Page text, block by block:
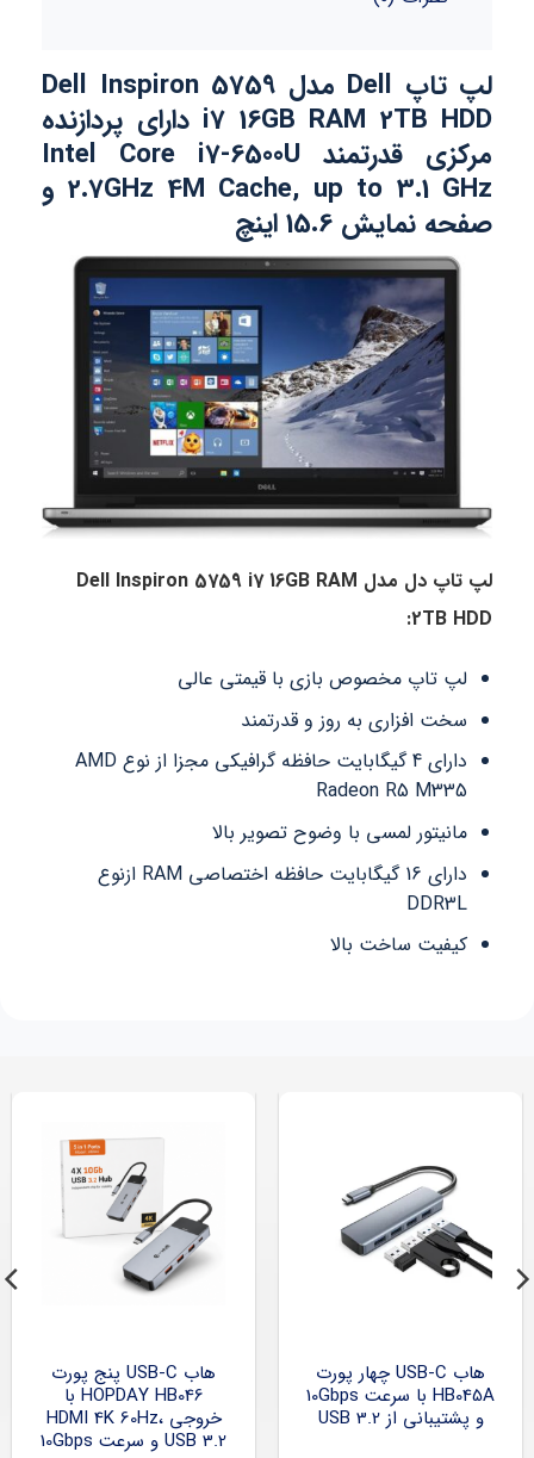
لپ تاپ Dell مدل Dell Inspiron 5759
i7 16GB RAM 2TB HDD دارای پردازنده
مرکزی قدرتمند Intel Core i7-6500U
2.7GHz 4M Cache, up to 3.1 GHz و
صفحه نمایش 15.6 اینچ
لپ تاپ دل مدل Dell Inspiron 5759 i7 16GB RAM
2TB HDD:
لپ تاپ مخصوص بازی با قیمتی عالی
سخت افزاری به روز و قدرتمند
دارای 4 گیگابایت حافظه گرافیکی مجزا از نوع AMD
Radeon R5 M335
مانیتور لمسی با وضوح تصویر بالا
دارای 16 گیگابایت حافظه اختصاصی RAM ازنوع
DDR3L
کیفیت ساخت بالا
هاب USB-C چهار پورت
HB045A با سرعت 10Gbps
و پشتیبانی از USB 3.2
هاب USB-C پنج پورت
HOPDAY HB046 با
خروجی HDMI 4K 60Hz،
USB 3.2 و سرعت 10Gbps